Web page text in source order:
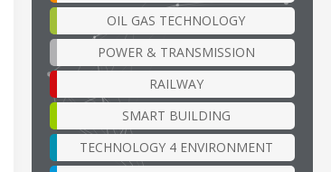
OIL GAS TECHNOLOGY
POWER & TRANSMISSION
RAILWAY
SMART BUILDING
TECHNOLOGY 4 ENVIRONMENT